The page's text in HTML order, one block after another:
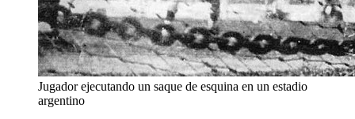
Jugador ejecutando un saque de esquina en un estadio
argentino